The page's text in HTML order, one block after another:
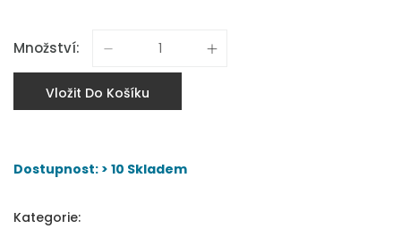
Množství:
Vložit Do Košíku
Dostupnost: > 10 Skladem
Kategorie: